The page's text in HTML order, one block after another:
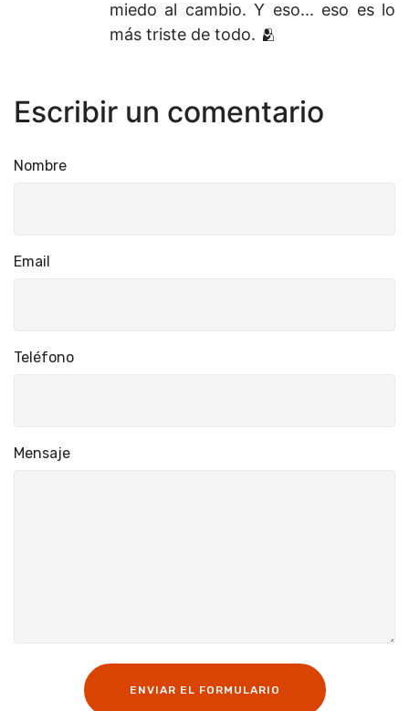
miedo al cambio. Y eso... eso es lo
más triste de todo. 🫂
Escribir un comentario
Nombre
Email
Teléfono
Mensaje
ENVIAR EL FORMULARIO